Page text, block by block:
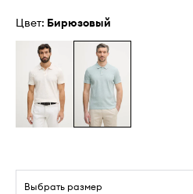
Цвет: бирюзовый
Выбрать размер